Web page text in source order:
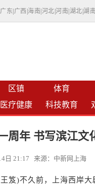
广东 广西 海南 河北 |河南 湖北 |湖南
区镇 体育
医疗健康
科技教育
周年 书写滨江文
日 21:17 来源：中新网上海
)不久前，上海西岸大